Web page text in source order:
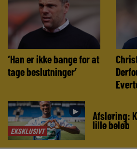
‘Han er ikke bange for at
tage beslutninger’
EKSKLUSIVT
► Afsløring:
lille beløb